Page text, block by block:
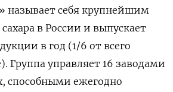
называет себя крупнейшим
в России и выпускает
в год (1/6 от всего
Группа управляет 16 заводами
способными ежегодно